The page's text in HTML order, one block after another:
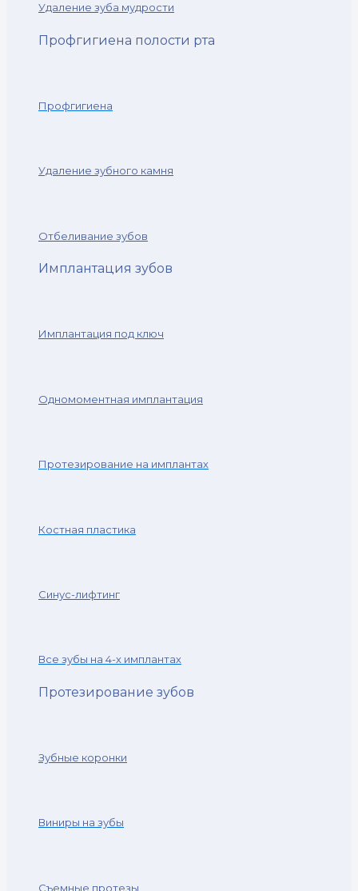
Удаление зуба мудрости
Профгигиена полости рта
Профгигиена
Удаление зубного камня
Отбеливание зубов
Имплантация зубов
Имплантация под ключ
Одномоментная имплантация
Протезирование на имплантах
Костная пластика
Синус-лифтинг
Все зубы на 4-х имплантах
Протезирование зубов
Зубные коронки
Виниры на зубы
Съемные протезы